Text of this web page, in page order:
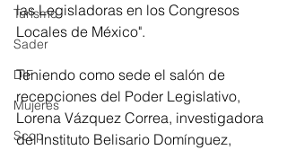
Turismo
Sader
DIF
Mujeres
Scop
las Legisladoras en los Congresos
Locales de México".
Teniendo como sede el salón de
recepciones del Poder Legislativo,
Lorena Vázquez Correa, investigadora
del Instituto Belisario Domínguez,